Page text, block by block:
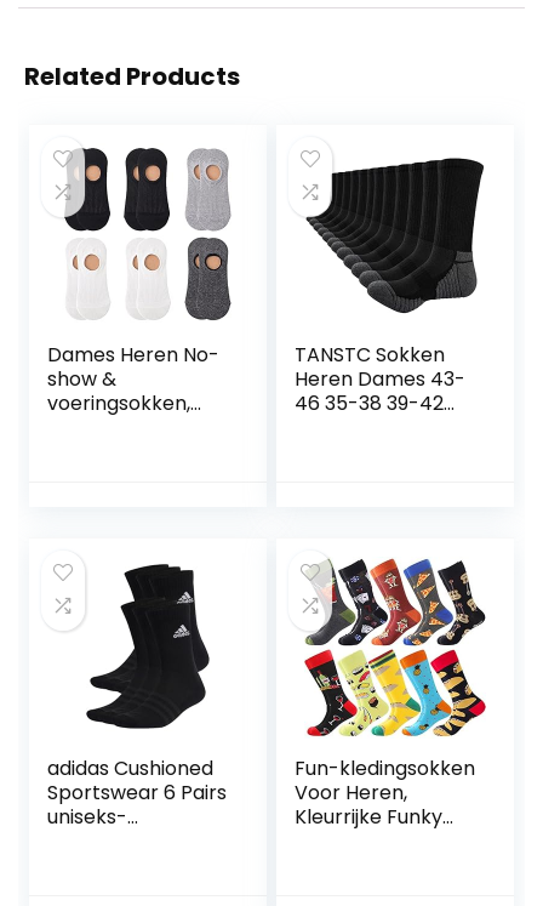
Related Products
Dames Heren No-
show &
voeringsokken,
TANSTC Sokken
Heren Dames 43-
46 35-38 39-42
Tennissokken
Werksokken
Wintersokken
Thermosokken
Loopsokken 6 Paar
adidas Cushioned
Sportswear 6 Pairs
uniseks-
Fun-kledingsokken
Voor Heren,
Kleurrijke Funky